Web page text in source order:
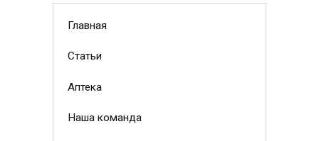
Главная
Статьи
Аптека
Наша команда